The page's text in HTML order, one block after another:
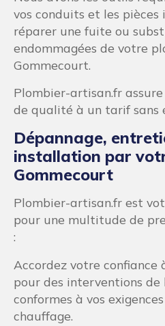
vos conduits et les pièces
réparer une fuite ou
endommagées de votre
Gommecourt.
Plombier-artisan.fr
de qualité à un tarif sans
Dépannage,
installation par
Gommecourt
Plombier-artisan.fr est
pour une multitude de
:
Accordez votre
pour des interventions
conformes à vos
chauffage.